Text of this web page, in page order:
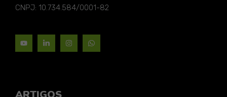
CNPJ: 10.734.584/0001-82